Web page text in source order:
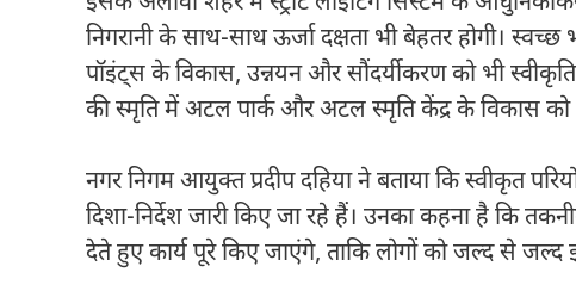
निगरानी के साथ-साथ ऊर्जा दक्षता भी बेहतर होगी।
पॉइंट्स के विकास, उन्नयन और सौंदर्यीकरण को भी
की स्मृति में अटल पार्क और अटल स्मृति केंद्र के विकास को
नगर निगम आयुक्त प्रदीप दहिया ने बताया कि स्वीकृत
दिशा-निर्देश जारी किए जा रहे हैं। उनका कहना है कि
देते हुए कार्य पूरे किए जाएंगे, ताकि लोगों को जल्द से